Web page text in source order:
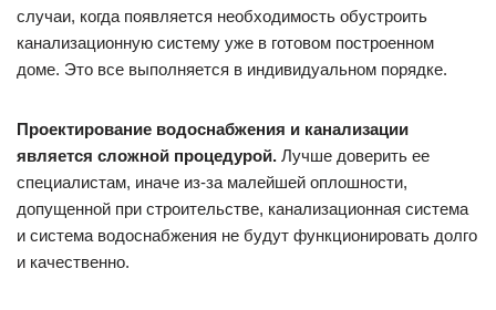
случаи, когда появляется необходимость обустроить
канализационную систему уже в готовом построенном
доме. Это все выполняется в индивидуальном порядке.
Проектирование водоснабжения и канализации
является сложной процедурой. Лучше доверить ее
специалистам, иначе из-за малейшей оплошности,
допущенной при строительстве, канализационная система
и система водоснабжения не будут функционировать долго
и качественно.